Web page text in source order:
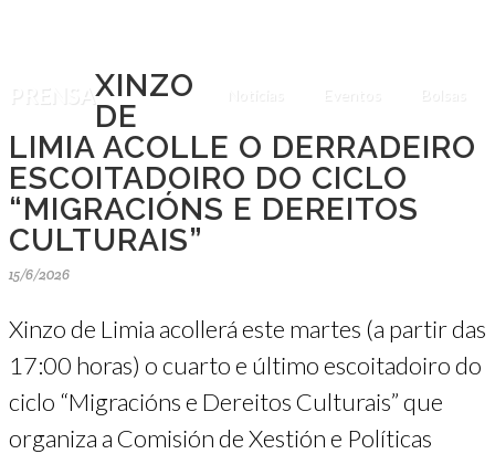
PRENSA XINZO
DE
LIMIA ACOLLE O DERRADEIRO
ESCOITADOIRO DO CICLO
“MIGRACIÓNS E DEREITOS
CULTURAIS”
15/6/2026
Xinzo de Limia acollerá este martes (a partir das
17:00 horas) o cuarto e último escoitadoiro do
ciclo “Migracións e Dereitos Culturais” que
organiza a Comisión de Xestión e Políticas